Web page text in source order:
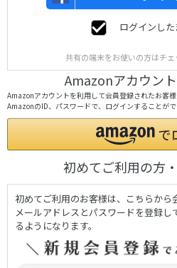
ログインし
共有の端末をお使いの方はチ
Amazonアカウン
Amazonアカウントを利用して会員登録されたお客様
AmazonのID、パスワードで、ログインすることがで
初めてご利用の方
初めてご利用のお客様は、こちらから
メールアドレスとパスワードを登録
るようになります。